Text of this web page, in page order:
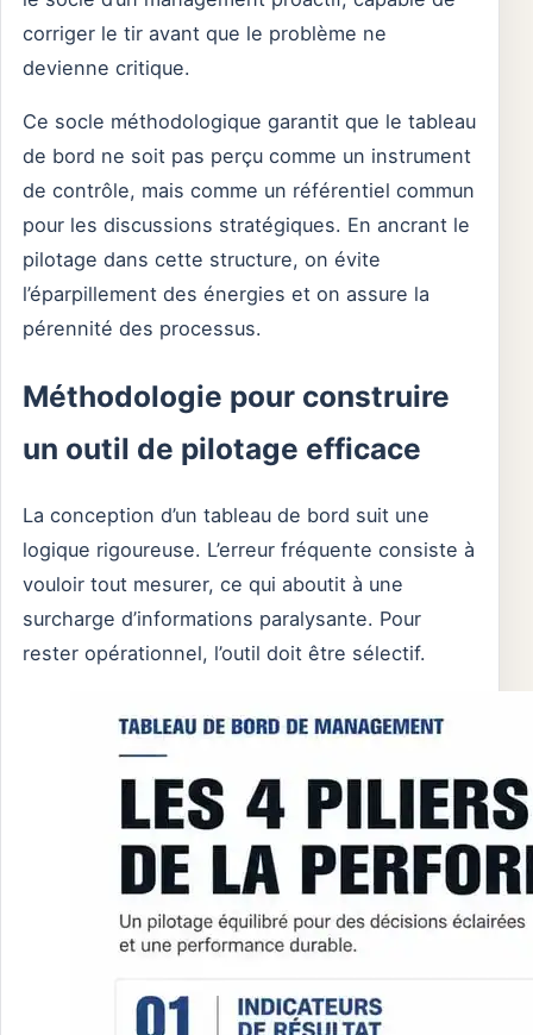
corriger le tir avant que le problème ne
devienne critique.
Ce socle méthodologique garantit que le tableau
de bord ne soit pas perçu comme un instrument
de contrôle, mais comme un référentiel commun
pour les discussions stratégiques. En ancrant le
pilotage dans cette structure, on évite
l’éparpillement des énergies et on assure la
pérennité des processus.
Méthodologie pour construire
un outil de pilotage efficace
La conception d’un tableau de bord suit une
logique rigoureuse. L’erreur fréquente consiste à
vouloir tout mesurer, ce qui aboutit à une
surcharge d’informations paralysante. Pour
rester opérationnel, l’outil doit être sélectif.